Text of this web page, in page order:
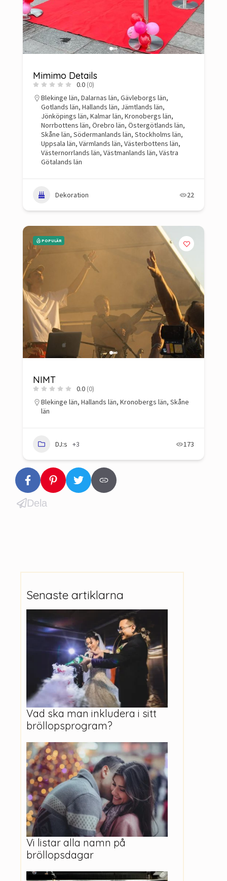
Mimimo Details
0.0 (0)
Blekinge län, Dalarnas län, Gävleborgs län,
Gotlands län, Hallands län, Jämtlands län,
Jönköpings län, Kalmar län, Kronobergs län,
Norrbottens län, Örebro län, Östergötlands län,
Skåne län, Södermanlands län, Stockholms län,
Uppsala län, Värmlands län, Västerbottens län,
Västernorrlands län, Västmanlands län, Västra
Götalands län
Dekoration 22
POPULÄR
NIMT
0.0 (0)
Blekinge län, Hallands län, Kronobergs län, Skåne
län
DJ:s +3 173
Dela
Senaste artiklarna
Vad ska man inkludera i sitt
bröllopsprogram?
Vi listar alla namn på
bröllopsdagar